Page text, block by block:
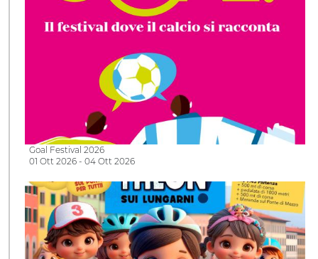
Goal Festival 2026
01 Ott 2026 - 04 Ott 2026